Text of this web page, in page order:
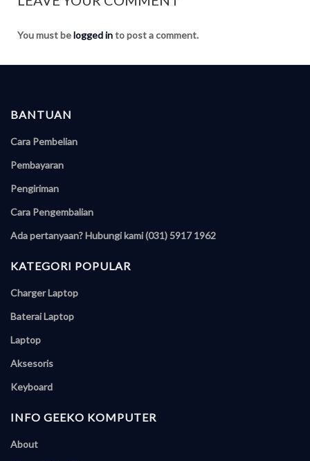
You must belogged into post a comment.
BANTUAN
Cara Pembelian
Pembayaran
Pengiriman
Cara Pengembalian
Ada pertanyaan? Hubungi kami (031) 5917 1962
KATEGORI POPULAR
Charger Laptop
Baterai Laptop
Laptop
Aksesoris
Keyboard
INFO GEEKO KOMPUTER
About